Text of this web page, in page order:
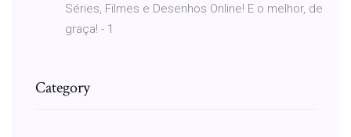
Séries, Filmes e Desenhos Online! E o melhor, de
graça! - 1
Category